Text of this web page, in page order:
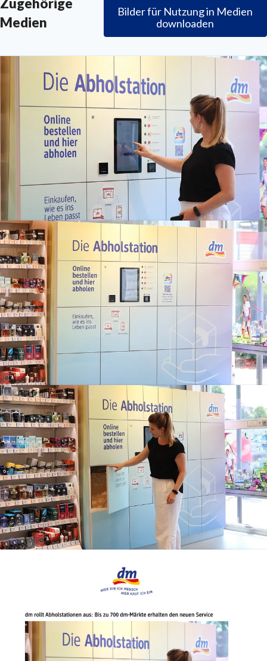
für JournalistInnen presse@dm.de +49 721
Medien
Bilder für Nutzung in Medien
downloaden
Pressebild 1 dm Abholstation
Pressebild 2 dm Abholstation
Pressebild 3 dm Abholstation